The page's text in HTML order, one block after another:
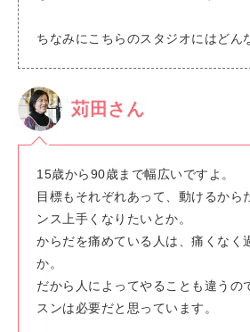
ちなみにこちらのスタジオにはどん
苅田さん
15歳から90歳まで幅広いですよ。
目標もそれぞれあって、動けるから
ンス上手くなりたいとか。
からだを痛めている人は、痛くなく
か。
だから人によってやることも違うの
スンは必要だと思っています。